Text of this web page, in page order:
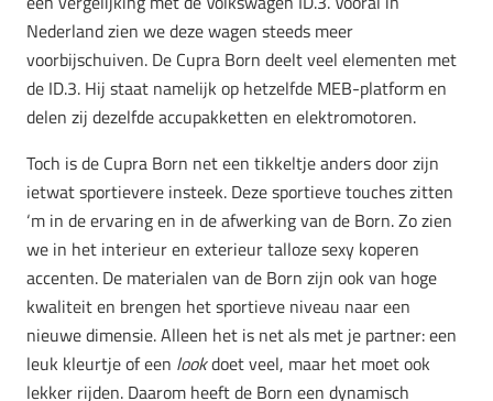
Nederland zien we deze wagen steeds meer
voorbijschuiven. De Cupra Born deelt veel elementen met
de ID.3. Hij staat namelijk op hetzelfde MEB-platform en
delen zij dezelfde accupakketten en elektromotoren.
Toch is de Cupra Born net een tikkeltje anders door zijn
ietwat sportievere insteek. Deze sportieve touches zitten
‘m in de ervaring en in de afwerking van de Born. Zo zien
we in het interieur en exterieur talloze sexy koperen
accenten. De materialen van de Born zijn ook van hoge
kwaliteit en brengen het sportieve niveau naar een
nieuwe dimensie. Alleen het is net als met je partner: een
leuk kleurtje of een lookdoet veel, maar het moet ook
lekker rijden. Daarom heeft de Born een dynamisch